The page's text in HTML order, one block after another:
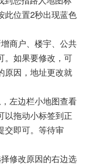
此位置2秒出现蓝色
商户、楼宇、公共
。如果要修改，可
原因，地址更改就
左边栏小地图查看
以拖动小标签到正
交即可。等待审
修改原因的右边选